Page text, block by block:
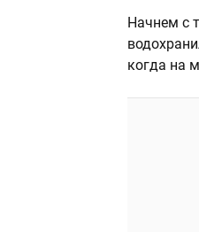
Начнем с
когда на